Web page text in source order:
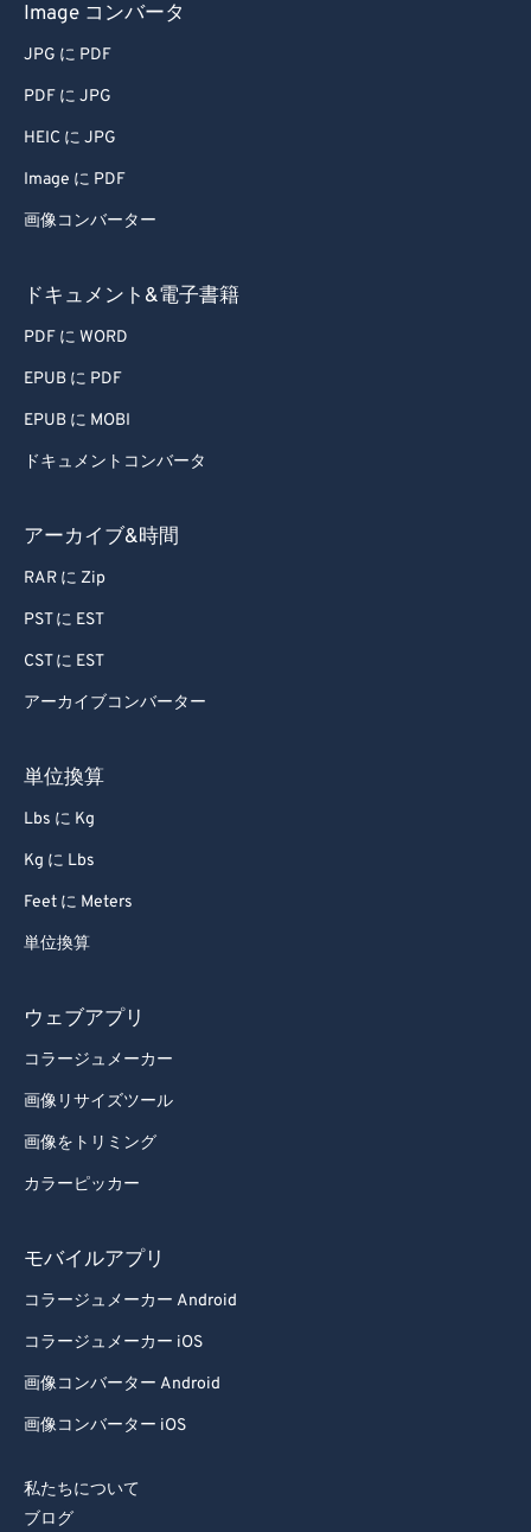
Image コンバータ
JPG に PDF
PDF に JPG
HEIC に JPG
Image に PDF
画像コンバーター
ドキュメント&電子書籍
PDF に WORD
EPUB に PDF
EPUB に MOBI
ドキュメントコンバータ
アーカイブ&時間
RAR に Zip
PST に EST
CST に EST
アーカイブコンバーター
単位換算
Lbs に Kg
Kg に Lbs
Feet に Meters
単位換算
ウェブアプリ
コラージュメーカー
画像リサイズツール
画像をトリミング
カラーピッカー
モバイルアプリ
コラージュメーカー Android
コラージュメーカー iOS
画像コンバーター Android
画像コンバーター iOS
私たちについて
ブログ